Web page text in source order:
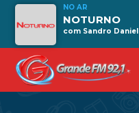
NO AR
NOTURNO
com Sandro Daniel